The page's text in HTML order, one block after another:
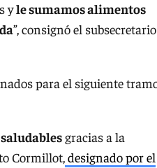
yle sumamos alimentos
”, consignó el subsecretario
para el siguiente
gracias a la
Cormillot, designado por el